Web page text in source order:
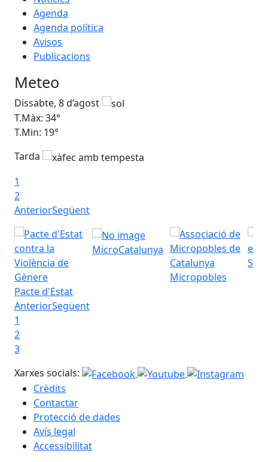
Agenda
Agenda política
Avisos
Publicacions
Meteo
Dissabte, 8 d’agost
T.Màx: 34°
T.Min: 19°
Tarda
1
2
AnteriorSegüent
Pacte d'Estat
MicroCatalunya
Micropobles
Seu
AnteriorSegüent
1
2
3
Xarxes socials:
Crèdits
Contactar
Protecció de dades
Avís legal
Accessibilitat